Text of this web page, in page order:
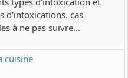
d'intoxications. cas
à ne pas suivre...
cuisine